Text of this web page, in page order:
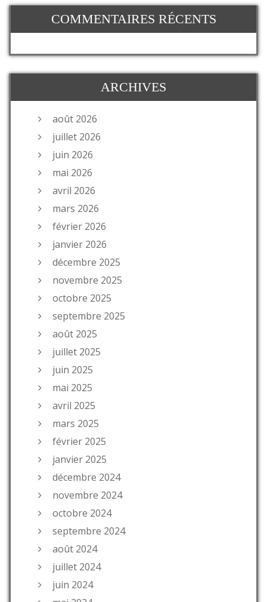
COMMENTAIRES RÉCENTS
ARCHIVES
août 2026
juillet 2026
juin 2026
mai 2026
avril 2026
mars 2026
février 2026
janvier 2026
décembre 2025
novembre 2025
octobre 2025
septembre 2025
août 2025
juillet 2025
juin 2025
mai 2025
avril 2025
mars 2025
février 2025
janvier 2025
décembre 2024
novembre 2024
octobre 2024
septembre 2024
août 2024
juillet 2024
juin 2024